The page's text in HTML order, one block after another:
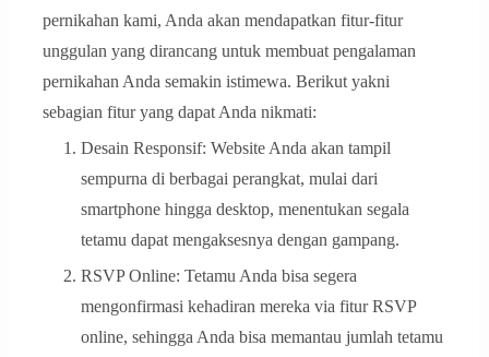
pernikahan kami, Anda akan mendapatkan fitur-fitur
unggulan yang dirancang untuk membuat pengalaman
pernikahan Anda semakin istimewa. Berikut yakni
sebagian fitur yang dapat Anda nikmati:
Desain Responsif: Website Anda akan tampil
sempurna di berbagai perangkat, mulai dari
smartphone hingga desktop, menentukan segala
tetamu dapat mengaksesnya dengan gampang.
RSVP Online: Tetamu Anda bisa segera
mengonfirmasi kehadiran mereka via fitur RSVP
online, sehingga Anda bisa memantau jumlah tetamu